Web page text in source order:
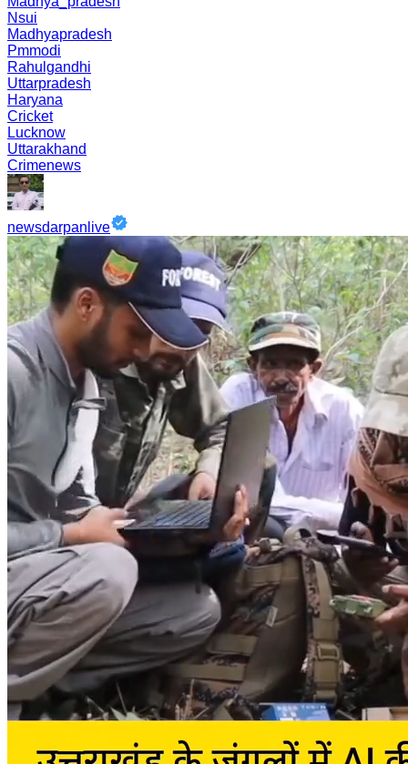
Nsui
Madhyapradesh
Pmmodi
Rahulgandhi
Uttarpradesh
Haryana
Cricket
Lucknow
Uttarakhand
Crimenews
newsdarpanlive